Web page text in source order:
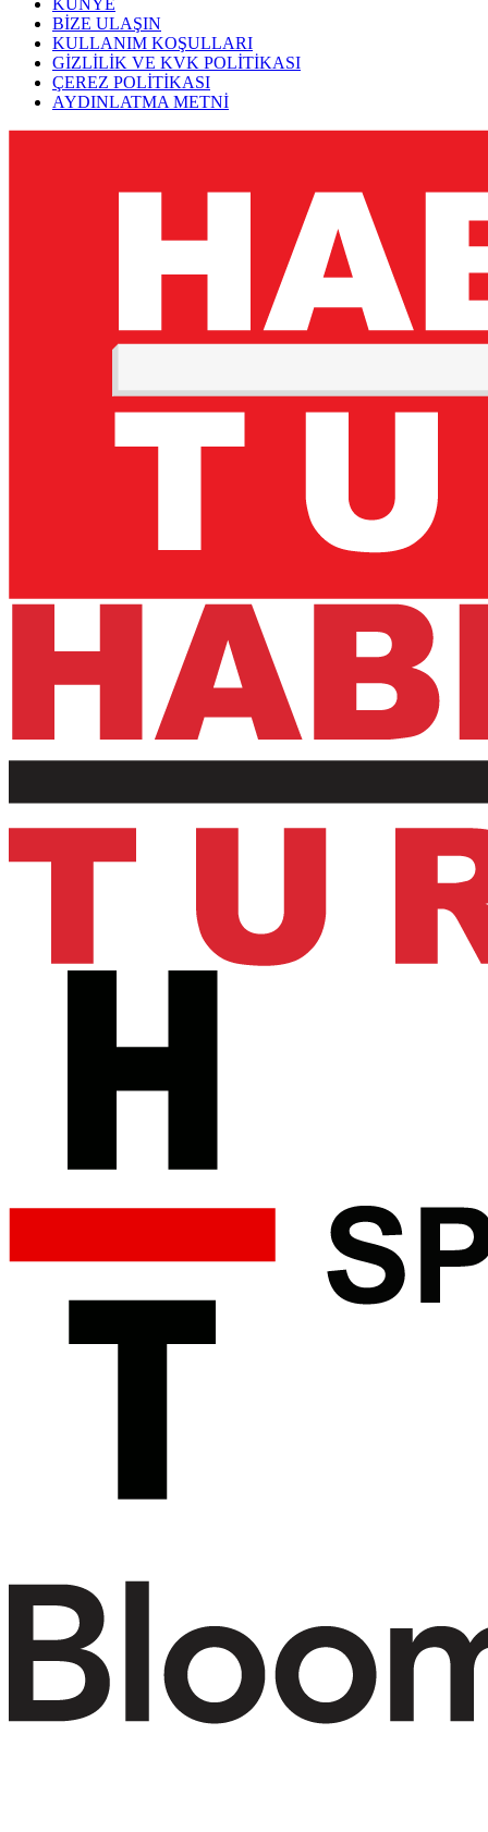
BİZE ULAŞIN
KULLANIM KOŞULLARI
GİZLİLİK VE KVK POLİTİKASI
ÇEREZ POLİTİKASI
AYDINLATMA METNİ